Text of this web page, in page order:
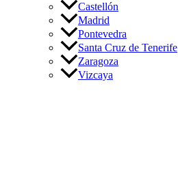
Castellón
Madrid
Pontevedra
Santa Cruz de Tenerife
Zaragoza
Vizcaya